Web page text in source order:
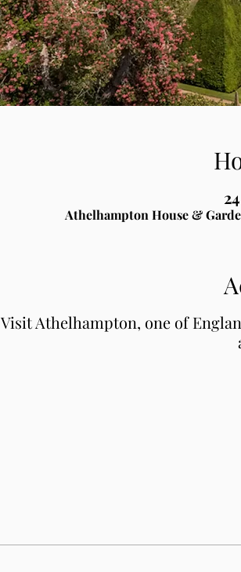
Athelhampton House &
Visit Athelhampton, one of